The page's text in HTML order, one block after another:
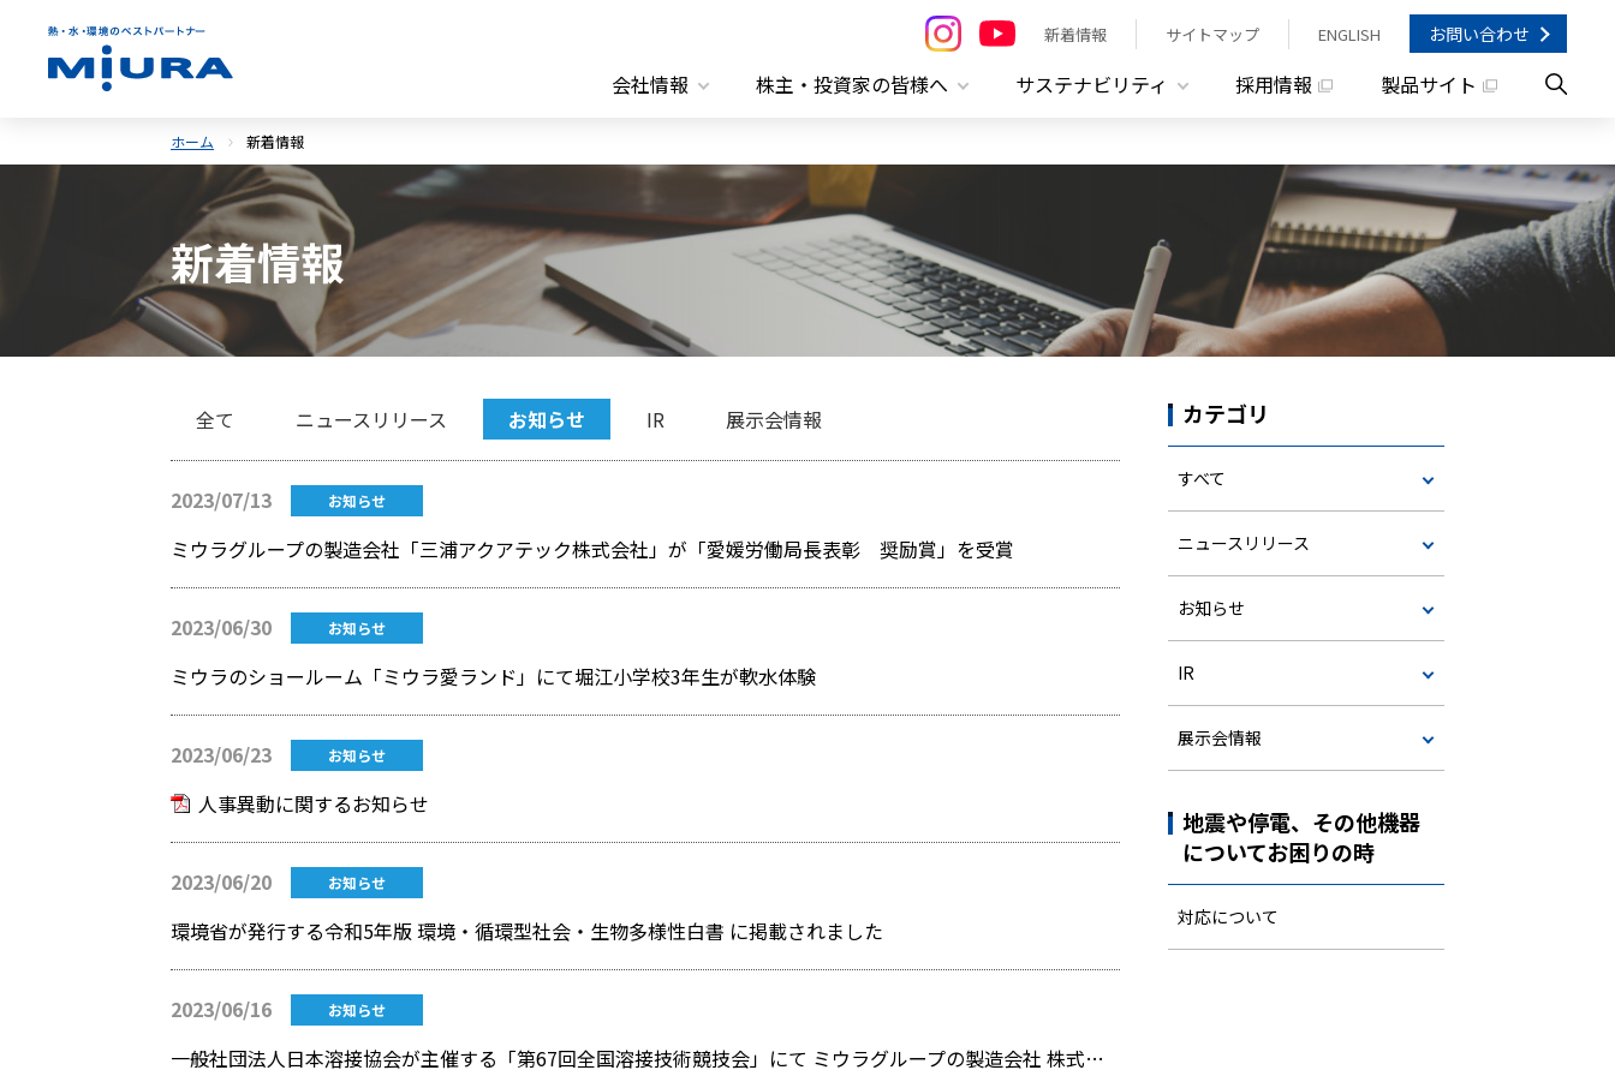
新着情報 サイトマップ ENGLISH お問い合わせ
会社情報 株主・投資家の皆様へ サステナビリティ 採用情報 製品サイト
ホーム 新着情報
新着情報
全て ニュースリリース お知らせ IR 展示会情報
2023/07/13 お知らせ
ミウラグループの製造会社「三浦アクアテック株式会社」が「愛媛労働局長表彰 奨励賞」を受賞
2023/06/30 お知らせ
ミウラのショールーム「ミウラ愛ランド」にて堀江小学校3年生が軟水体験
2023/06/23 お知らせ
人事異動に関するお知らせ
2023/06/20 お知らせ
環境省が発行する令和5年版 環境・循環型社会・生物多様性白書 に掲載されました
2023/06/16 お知らせ
一般社団法人日本溶接協会が主催する「第67回全国溶接技術競技会」にて ミウラグループの製造会社 株式会社三浦マニファクチャリング 増田啓汰 が「優良賞」を受賞しました
カテゴリ
すべて
ニュースリリース
お知らせ
IR
展示会情報
地震や停電、その他機器
についてお困りの時
対応について